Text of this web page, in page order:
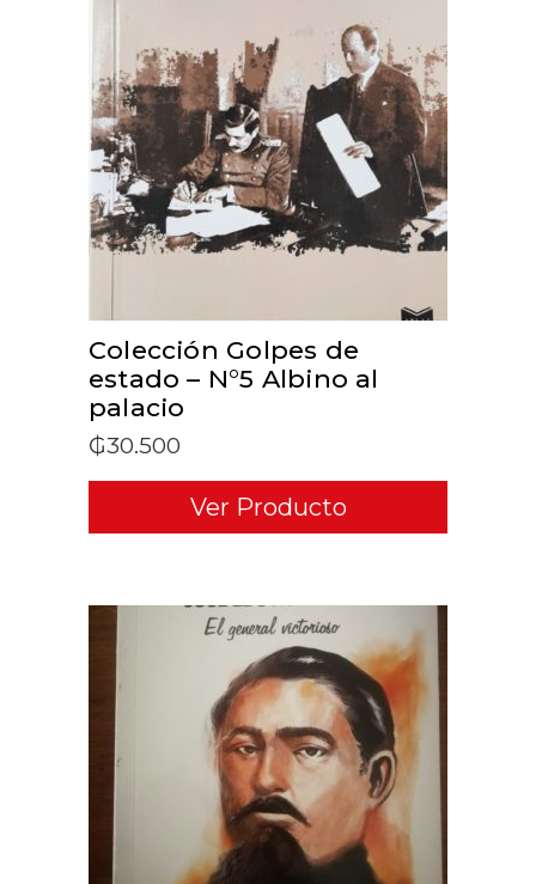
ADD TO CART
Colección Golpes de
estado – N°5 Albino al
palacio
₲30.500
Ver Producto
ADD TO CART